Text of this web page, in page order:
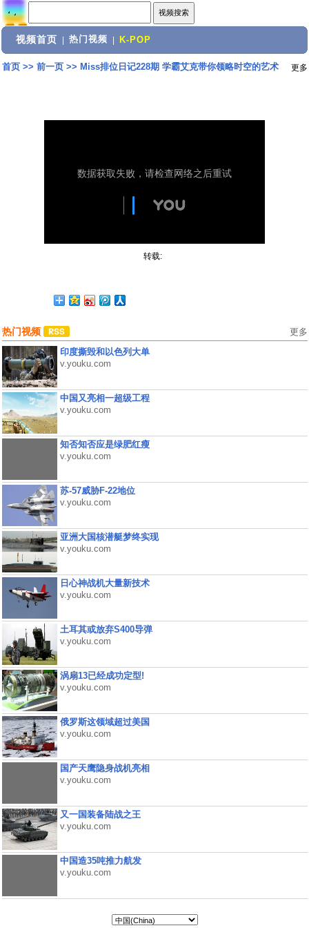
视频首页 热门视频 K-POP
首页>> 前一页>> Miss排位日记228期 学霸艾克带你领略时空的艺术 更多
转载:
热门视频 更多
印度撕毁和以色列大单
v.youku.com
中国又亮相一超级工程
v.youku.com
知否知否应是绿肥红瘦
v.youku.com
苏-57威胁F-22地位
v.youku.com
亚洲大国核潜艇梦终实现
v.youku.com
日心神战机大量新技术
v.youku.com
土耳其或放弃S400导弹
v.youku.com
涡扇13已经成功定型!
v.youku.com
俄罗斯这领域超过美国
v.youku.com
国产天鹰隐身战机亮相
v.youku.com
又一国装备陆战之王
v.youku.com
中国造35吨推力航发
v.youku.com